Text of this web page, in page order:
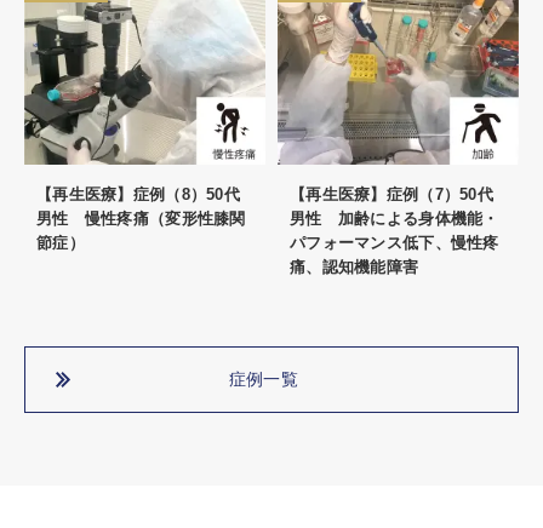
【再生医療】症例（8）50代
男性 慢性疼痛（変形性膝関
節症）
【再生医療】症例（7）50代
男性 加齢による身体機能・
パフォーマンス低下、慢性疼
痛、認知機能障害
症例一覧